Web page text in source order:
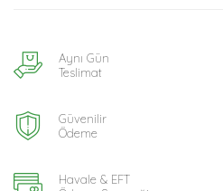
Aynı Gün
Teslimat
Güvenilir
Ödeme
Havale & EFT